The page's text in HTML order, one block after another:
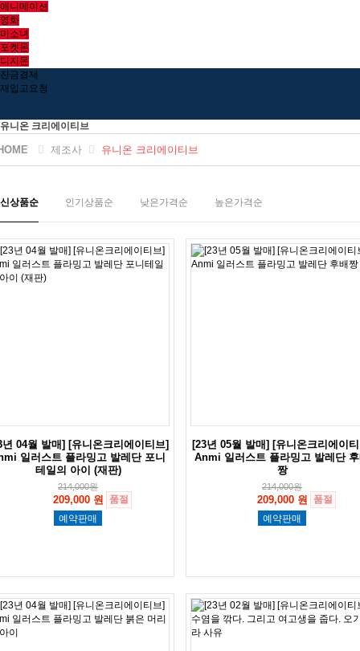
애니메이션
영화
미소녀
포켓몬
디지몬
잔금결제
재입고요청
유니온 크리에이티브
제조사 유니온 크리에이티브
신상품순 인기상품순 낮은가격순 높은가격순
년 04월 발매] [유니온크리에이티브]
일러스트 플라밍고 발레단 포니
테일의 아이 (재판)
214,000원
209,000 원
품절
예약판매
[23년 05월 발매] [유니온크리에이
Anmi 일러스트 플라밍고 발레단
짱
214,000원
209,000 원
품절
예약판매